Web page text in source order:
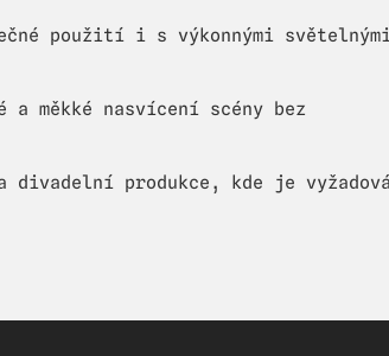
použití i s výkonnými
a měkké nasvícení scény bez
produkce, kde je